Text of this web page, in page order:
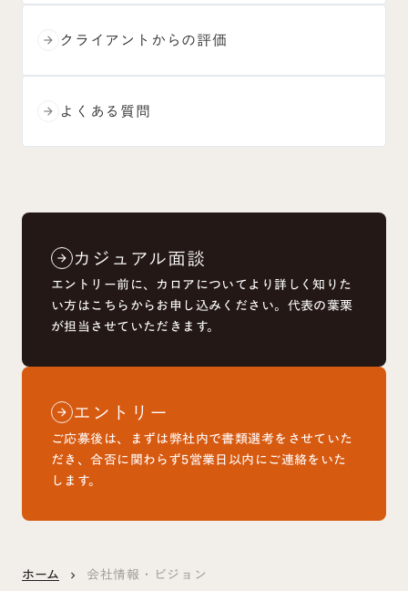
arrow_forward クライアントからの評価
arrow_forward よくある質問
arrow_forward カジュアル面談
エントリー前に、カロアについてより詳しく知りた
い方はこちらからお申し込みください。代表の葉栗
が担当させていただきます。
arrow_forward エントリー
ご応募後は、まずは弊社内で書類選考をさせていた
だき、合否に関わらず5営業日以内にご連絡をいた
します。
ホーム keyboard_arrow_right 会社情報・ビジョン